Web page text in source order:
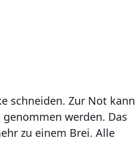
schneiden. Zur Not kann
werden. Das
zu einem Brei. Alle